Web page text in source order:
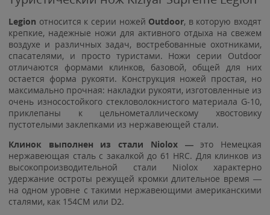
Legion относится к серии ножей Outdoor, в которую входят
крепкие, надежные ножи для активного отдыха на свежем
воздухе и различных задач, востребованные охотниками,
спасателями, и просто туристами. Ножи серии Outdoor
отличаются формами клинков, базовой, общей для них
остается форма рукояти. Конструкция ножей простая, но
максимально прочная: накладки рукояти, изготовленные из
очень износостойкого стекловолокнистого материала G-10,
приклепаны к цельнометаллическому хвостовику
пустотелыми заклепками из нержавеющей стали.
Клинок выполнен изстали Niolox —это Немецкая
нержавеющая сталь с закалкой до 61 HRC. Для клинков из
высокопроизводительной стали Niolox характерно
удержание остроты режущей кромки длительное время —
на одном уровне с такими нержавеющими американскими
сталями, как 154CM или D2.